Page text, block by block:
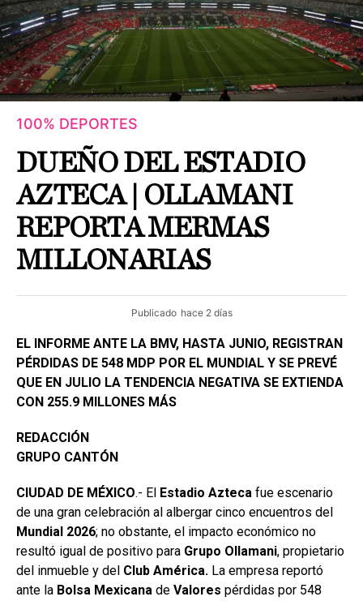
100% DEPORTES
DUEÑO DEL ESTADIO
AZTECA | OLLAMANI
REPORTA MERMAS
MILLONARIAS
Publicado hace 2 días
EL INFORME ANTE LA BMV, HASTA JUNIO, REGISTRAN
PÉRDIDAS DE 548 MDP POR EL MUNDIAL Y SE PREVÉ
QUE EN JULIO LA TENDENCIA NEGATIVA SE EXTIENDA
CON 255.9 MILLONES MÁS
REDACCIÓN
GRUPO CANTÓN
CIUDAD DE MÉXICO.- El Estadio Azteca fue escenario
de una gran celebración al albergar cinco encuentros del
Mundial 2026; no obstante, el impacto económico no
resultó igual de positivo para Grupo Ollamani, propietario
del inmueble y del Club América. La empresa reportó
ante la Bolsa Mexicana de Valores pérdidas por 548